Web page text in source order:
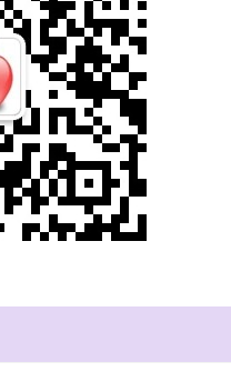
+11.37 +1.01%